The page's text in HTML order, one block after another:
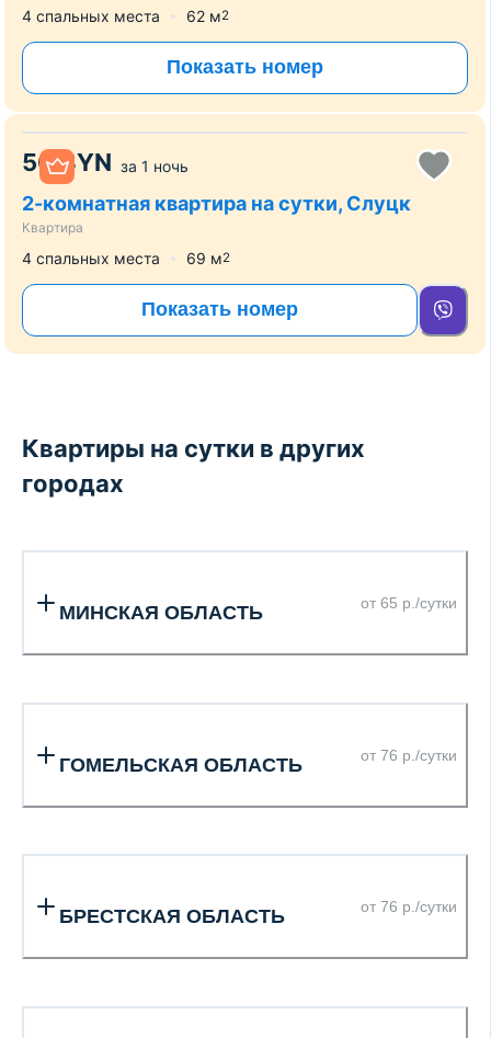
4 спальных места 62 м2
Показать номер
50 BYN за 1 ночь
2-комнатная квартира на сутки, Слуцк
Квартира
4 спальных места 69 м2
Показать номер
Квартиры на сутки в других
городах
МИНСКАЯ ОБЛАСТЬ от 65 р./сутки
ГОМЕЛЬСКАЯ ОБЛАСТЬ от 76 р./сутки
БРЕСТСКАЯ ОБЛАСТЬ от 76 р./сутки